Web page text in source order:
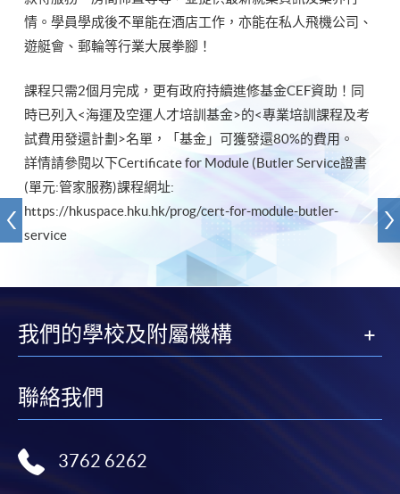
情。學員學成後不單能在酒店工作，亦能在私人飛機公司、
遊艇會、郵輪等行業大展拳腳！
課程只需2個月完成，更有政府持續進修基金CEF資助！同
時已列入<海運及空運人才培訓基金>的<專業培訓課程及考
試費用發還計劃>名單，「基金」可獲發還80%的費用。
詳情請參閱以下Certificate for Module (Butler Service證書
(單元:管家服務)課程網址:
https://hkuspace.hku.hk/prog/cert-for-module-butler-
service
我們的學校及附屬機構
聯絡我們
3762 6262